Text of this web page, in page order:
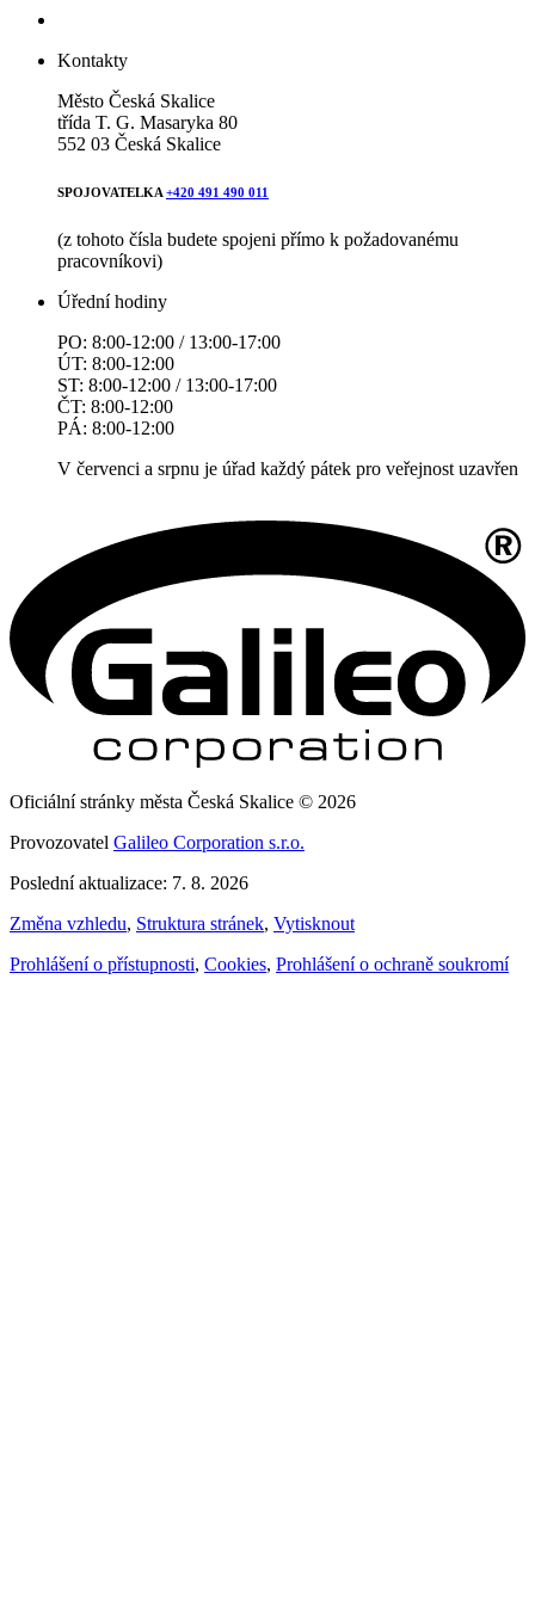
Kontakty
Město Česká Skalice
třída T. G. Masaryka 80
552 03 Česká Skalice
SPOJOVATELKA +420 491 490 011
(z tohoto čísla budete spojeni přímo k požadovanému
pracovníkovi)
Úřední hodiny
PO: 8:00-12:00 / 13:00-17:00
ÚT: 8:00-12:00
ST: 8:00-12:00 / 13:00-17:00
ČT: 8:00-12:00
PÁ: 8:00-12:00
V červenci a srpnu je úřad každý pátek pro veřejnost uzavřen
Oficiální stránky města Česká Skalice © 2026
Provozovatel Galileo Corporation s.r.o.
Poslední aktualizace: 7. 8. 2026
Změna vzhledu, Struktura stránek, Vytisknout
Prohlášení o přístupnosti, Cookies, Prohlášení o ochraně soukromí